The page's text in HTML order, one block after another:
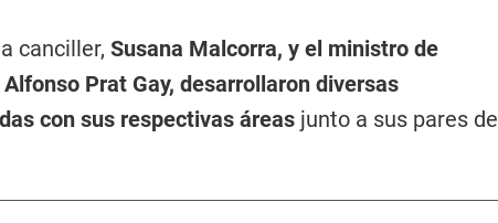
canciller, Susana Malcorra, y el ministro de
Prat Gay, desarrollaron diversas
con sus respectivas áreas junto a sus pares de